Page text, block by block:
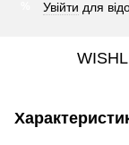
Увійти для